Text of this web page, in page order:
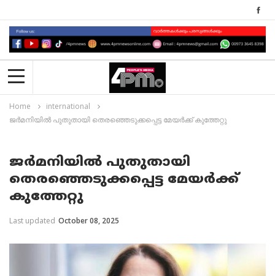
Home
international
ജര്‍മനിയിൽ പുതുതായി തെരഞ്ഞെടുക്കപ്പെട്ട മേയർക്ക് കുത്തേറ്റു
ജര്‍മനിയിൽ പുതുതായി
തെരഞ്ഞെടുക്കപ്പെട്ട മേയർക്ക്
കുത്തേറ്റു
Last updated October 08, 2025